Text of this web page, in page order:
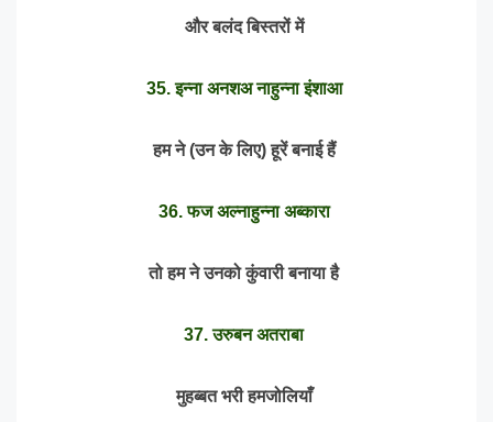
और बलंद बिस्तरों में
35. इन्ना अनशअ नाहुन्ना इंशाआ
हम ने (उन के लिए) हूरें बनाई हैं
36. फज अल्नाहुन्ना अब्कारा
तो हम ने उनको कुंवारी बनाया है
37. उरुबन अतराबा
मुहब्बत भरी हमजोलियाँ